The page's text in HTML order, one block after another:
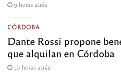
9 horas atrás
CÓRDOBA
Dante Rossi propone
que alquilan en Córdoba
10 horas atrás